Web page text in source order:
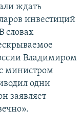
ждать
инвестиций
словах
Владимиром
министром
одни
заявляет